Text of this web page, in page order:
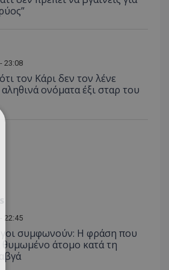
23:08
τον Κάρι δεν τον λένε
ονόματα έξι σταρ του
22:45
συμφωνούν: Η φράση που
θυμωμένο άτομο κατά τη